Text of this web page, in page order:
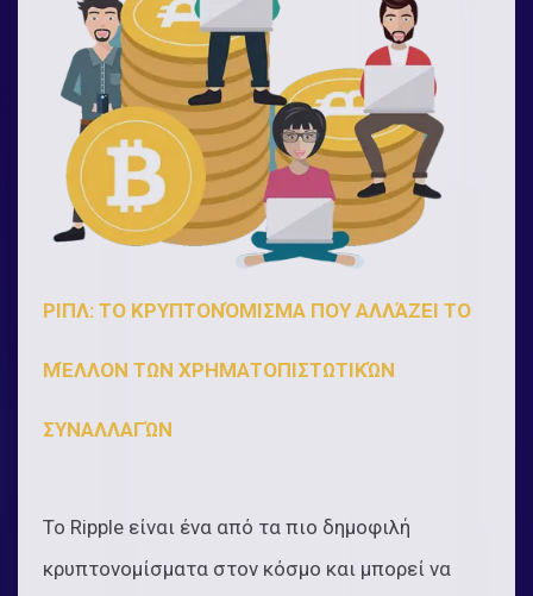
ΡΙΠΛ: ΤΟ ΚΡΥΠΤΟΝΌΜΙΣΜΑ ΠΟΥ ΑΛΛΆΖΕΙ ΤΟ
ΜΈΛΛΟΝ ΤΩΝ ΧΡΗΜΑΤΟΠΙΣΤΩΤΙΚΏΝ
ΣΥΝΑΛΛΑΓΏΝ
Το Ripple είναι ένα από τα πιο δημοφιλή
κρυπτονομίσματα στον κόσμο και μπορεί να